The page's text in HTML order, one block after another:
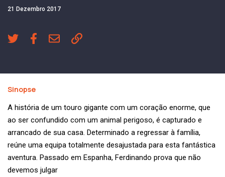
21 Dezembro 2017
Sinopse
A história de um touro gigante com um coração enorme, que
ao ser confundido com um animal perigoso, é capturado e
arrancado de sua casa. Determinado a regressar à família,
reúne uma equipa totalmente desajustada para esta fantástica
aventura. Passado em Espanha, Ferdinando prova que não
devemos julgar